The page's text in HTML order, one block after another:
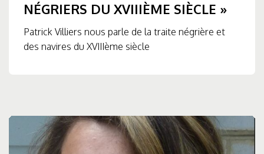
NÉGRIERS DU XVIIIÈME SIÈCLE »
Patrick Villiers nous parle de la traite négrière et
des navires du XVIIIème siècle